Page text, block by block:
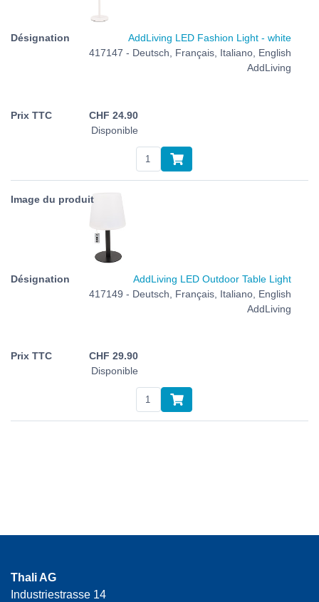
AddLiving LED Fashion Light - white
417147 - Deutsch, Français, Italiano, English
AddLiving
CHF 24.90
Disponible
AddLiving LED Outdoor Table Light
417149 - Deutsch, Français, Italiano, English
AddLiving
CHF 29.90
Disponible
Thali AG
Industriestrasse 14